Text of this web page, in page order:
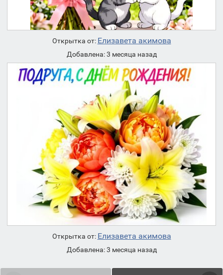
Открытка от: Елизавета акимова
Добавлена: 3 месяца назад
Открытка от: Елизавета акимова
Добавлена: 3 месяца назад